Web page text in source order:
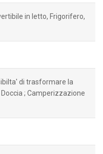
in letto, Frigorifero,
di trasformare la
; Camperizzazione